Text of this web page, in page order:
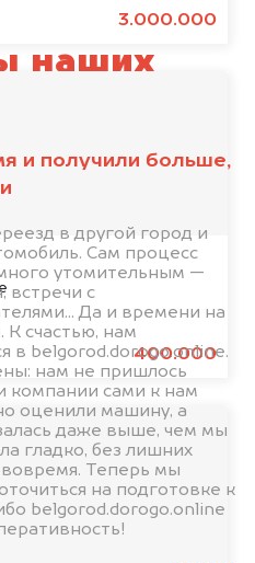
3.000.000
400.000
наших
и получили больше,
в другой город и
Сам процесс
утомительным —
встречи с
Да и времени на
К счастью, нам
в belgorod.dorogo.online.
нам не пришлось
компании сами к нам
оценили машину, а
даже выше, чем мы
гладко, без лишних
вовремя. Теперь мы
на подготовке к
belgorod.dorogo.online